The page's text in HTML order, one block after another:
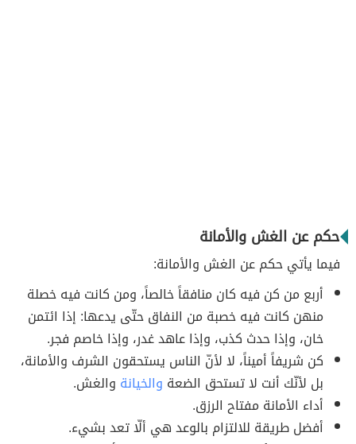
حكم عن الغش والأمانة
فيما يأتي حكم عن الغش والأمانة:
أربع من كن فيه كان منافقاً خالصاً، ومن كانت فيه خصلة
منهن كانت فيه خصبة من النفاق حتّى يدعها: إذا ائتمن
خان، وإذا حدث كذب، وإذا عاهد غدر، وإذا خاصم فجر.
كن شريفاً أميناً، لا لأنّ الناس يستحقون الشرف والأمانة،
بل لأنّك أنت لا تستحق الضعة والخيانة والغش.
أداء الأمانة مفتاح الرزق.
أفضل طريقة للالتزام بالوعد هي ألّا تعد بشيء.